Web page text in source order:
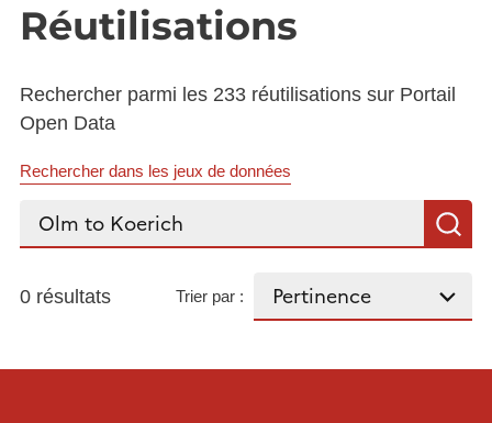
Réutilisations
Rechercher parmi les 233 réutilisations sur Portail
Open Data
Rechercher dans les jeux de données
Rechercher...
0 résultats Trier par :